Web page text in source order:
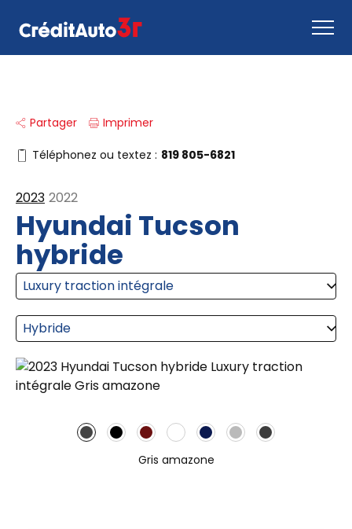
Comment ça marche
Nous joindre
EN
Téléphonez ou textez : 819 805-6821
Partager Imprimer
2023 2022
Hyundai Tucson
hybride
Gris amazone